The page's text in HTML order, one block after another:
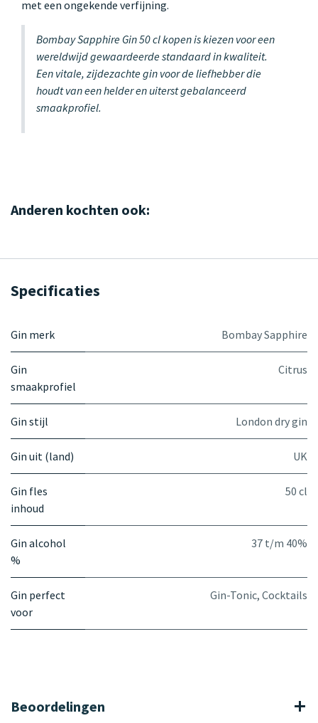
met een ongekende verfijning.
Bombay Sapphire Gin 50 cl kopen is kiezen voor een
wereldwijd gewaardeerde standaard in kwaliteit.
Een vitale, zijdezachte gin voor de liefhebber die
houdt van een helder en uiterst gebalanceerd
smaakprofiel.
Anderen kochten ook:
Specificaties
Gin merk Bombay Sapphire
Gin
smaakprofiel
Citrus
Gin stijl London dry gin
Gin uit (land) UK
Gin fles
inhoud
50 cl
Gin alcohol
%
37 t/m 40%
Gin perfect
voor
Gin-Tonic, Cocktails
Beoordelingen